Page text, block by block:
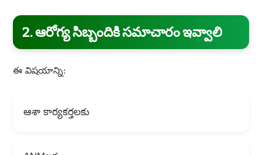
2. ఆరోగ్య సిబ్బందికి సమాచారం ఇవ్వాలి
ఈ విషయాన్ని:
ఆశా కార్యకర్తలకు